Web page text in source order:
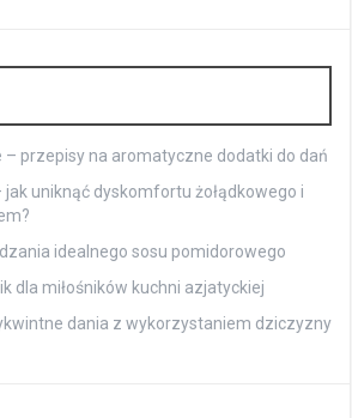
przepisy na aromatyczne dodatki do dań
jak uniknąć dyskomfortu żołądkowego i
idealnego sosu pomidorowego
dla miłośników kuchni azjatyckiej
dania z wykorzystaniem dziczyzny